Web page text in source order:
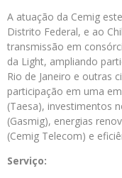
A atuação da Cemig
Distrito Federal, e ao
transmissão em
da Light, ampliando
Rio de Janeiro e outras
participação em uma
(Taesa), investimentos
(Gasmig), energias
(Cemig Telecom) e
Serviço: